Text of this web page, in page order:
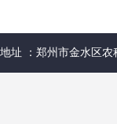
地址 ：郑州市金水区农